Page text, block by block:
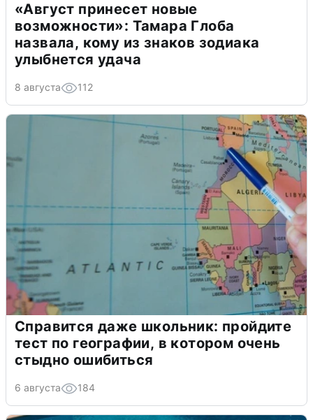
«Август принесет новые
возможности»: Тамара Глоба
назвала, кому из знаков зодиака
улыбнется удача
8 августа 112
Справится даже школьник: пройдите
тест по географии, в котором очень
стыдно ошибиться
6 августа 184